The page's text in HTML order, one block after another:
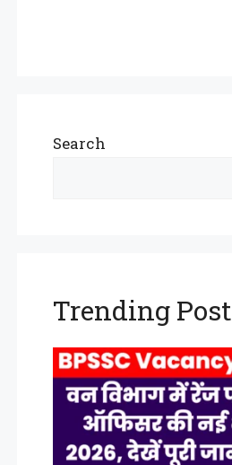
Search
Trending Post